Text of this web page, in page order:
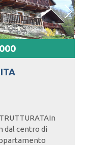
dal centro di